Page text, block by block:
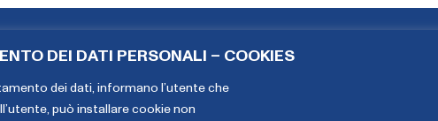
DEI DATI PERSONALI – COOKIES
dei dati, informano l’utente che
può installare cookie non
Copyright The European House - Ambrosetti - Gennaio 2026